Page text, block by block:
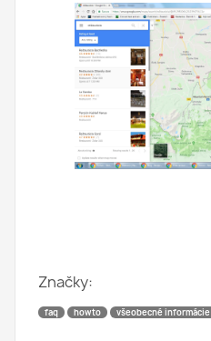
Značky:
faq howto všeobecné informácie